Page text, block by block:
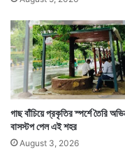
গাছ বাঁচিয়ে প্রকৃতির স্পর্শে তৈরি
বাসস্টপ পেল এই শহর
August 3, 2026